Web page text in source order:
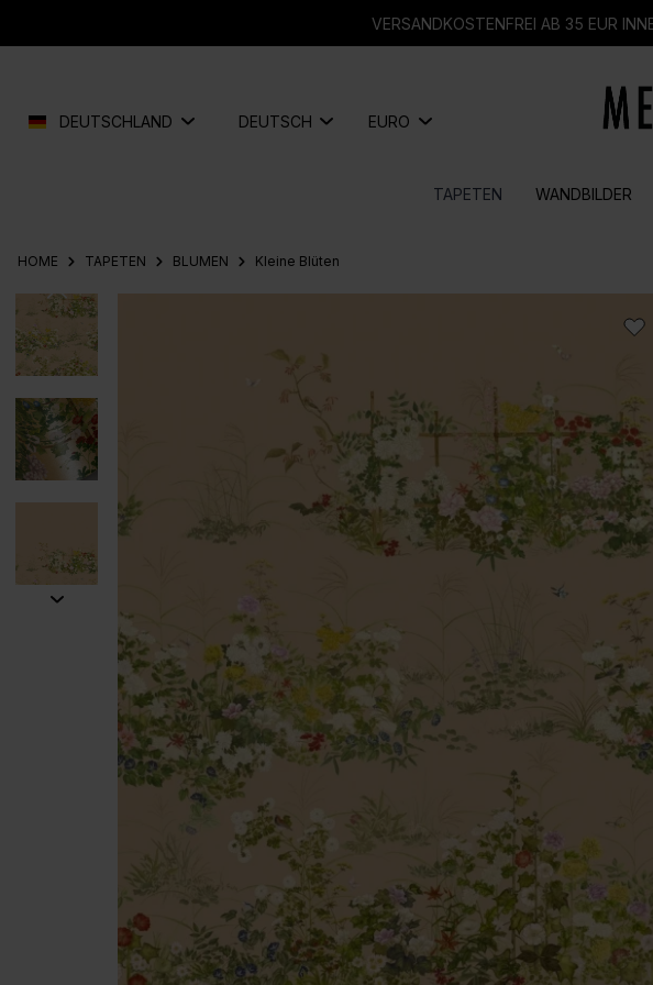
VERSANDKOSTENFREI AB 35 EUR
DEUTSCHLAND DEUTSCH EURO
TAPETEN WANDBILDER
HOME TAPETEN BLUMEN Kleine Blüten
Bildergalerie überspringen